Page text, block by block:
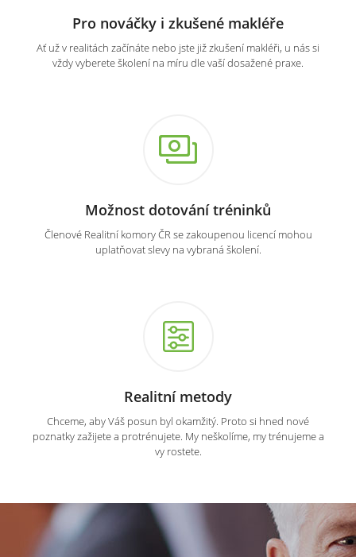
Pro nováčky i zkušené makléře
Ať už v realitách začínáte nebo jste již zkušení makléři, u nás si
vždy vyberete školení na míru dle vaší dosažené praxe.
Možnost dotování tréninků
Členové Realitní komory ČR se zakoupenou licencí mohou
uplatňovat slevy na vybraná školení.
Realitní metody
Chceme, aby Váš posun byl okamžitý. Proto si hned nové
poznatky zažijete a protrénujete. My neškolíme, my trénujeme a
vy rostete.